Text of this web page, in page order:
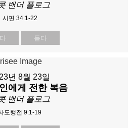
밴더 플로그
시편 34:1-22
듣다
년 8월 23일
에게 전한 복음
밴더 플로그
도행전 9:1-19